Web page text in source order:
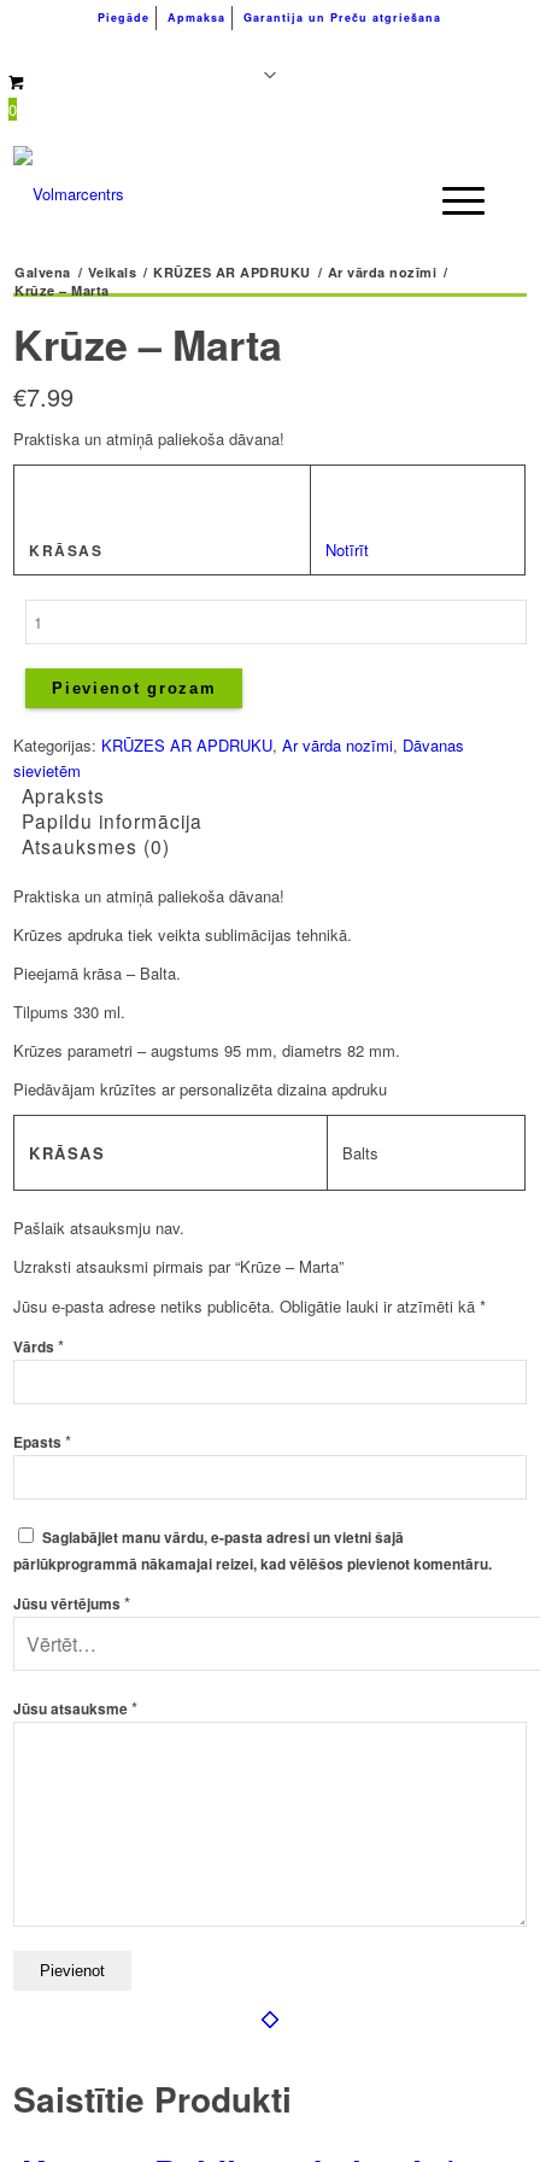
Piegāde Apmaksa Garantija un Preču atgriešana
0
Galvena / Veikals / KRŪZES AR APDRUKU / Ar vārda nozīmi /
Krūze – Marta
Krūze – Marta
€7.99
Praktiska un atmiņā paliekoša dāvana!
KRĀSAS Notīrīt
daudzums
Pievienot grozam
Kategorijas: KRŪZES AR APDRUKU,Ar vārda nozīmi, Dāvanas
sievietēm
Apraksts
Papildu informācija
Atsauksmes (0)
Praktiska un atmiņā paliekoša dāvana!
Krūzes apdruka tiek veikta sublimācijas tehnikā.
Pieejamā krāsa – Balta.
Tilpums 330 ml.
Krūzes parametri – augstums 95 mm, diametrs 82 mm.
Piedāvājam krūzītes ar personalizēta dizaina apdruku
KRĀSAS Balts
Pašlaik atsauksmju nav.
Uzraksti atsauksmi pirmais par “Krūze – Marta”
Jūsu e-pasta adrese netiks publicēta. Obligātie lauki ir atzīmēti kā*
Vārds*
Epasts*
Saglabājiet manu vārdu, e-pasta adresi un vietni šajā
pārlūkprogrammā nākamajai reizei, kad vēlēšos pievienot komentāru.
Jūsu vērtējums*
Jūsu atsauksme*
Saistītie Produkti